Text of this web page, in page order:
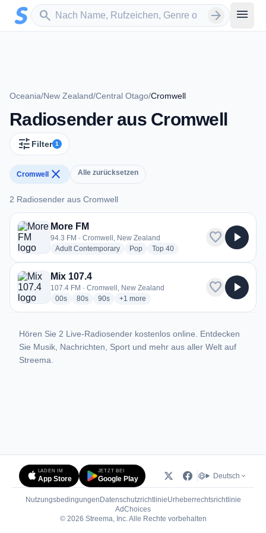
Zum Hauptinhalt springen
search
Sender suchen arrow_forward menu
Oceania/New Zealand/Central Otago/Cromwell
Radiosender aus Cromwell
tune Filter 1
Cromwell close Alle zurücksetzen
2 Radiosender aus Cromwell
2 Radiosender aus Cromwell
More FM
94.3 FM · Cromwell, New Zealand
Adult Contemporaryradio stations
Popradio stations
Top 40radio stations
favorite play_arrow
Mix 107.4
107.4 FM · Cromwell, New Zealand
00sradio stations
80sradio stations
90sradio stations
+1 more genres for Mix 107.4
more
favorite play_arrow
Hören Sie 2 Live-Radiosender kostenlos online. Entdecken
Sie Musik, Nachrichten, Sport und mehr aus aller Welt auf
Streema.
LADEN IM
App Store
JETZT BEI
Google Play Deutsch
Nutzungsbedingungen DatenschutzrichtlinieUrheberrechtsrichtlinie
AdChoices(öffnet in neuem Tab)
© 2026 Streema, Inc. Alle Rechte vorbehalten